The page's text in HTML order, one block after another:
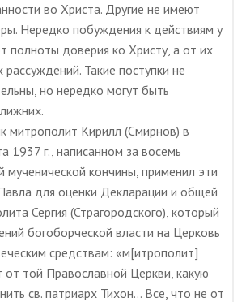
во Христа. Другие не имеют
Нередко побуждения к действиям у
полноты доверия ко Христу, а от их
рассуждений. Такие поступки не
но нередко могут быть
митрополит Кирилл (Смирнов) в
1937 г., написанном за восемь
мученической кончины, применил эти
для оценки Декларации и общей
Сергия (Страгородского), который
богоборческой власти на Церковь
средствам: «м[итрополит]
от той Православной Церкви, какую
св. патриарх Тихон… Все, что не от